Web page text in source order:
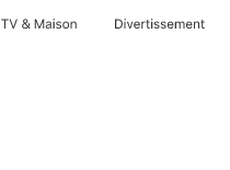
TV & Maison Divertissements